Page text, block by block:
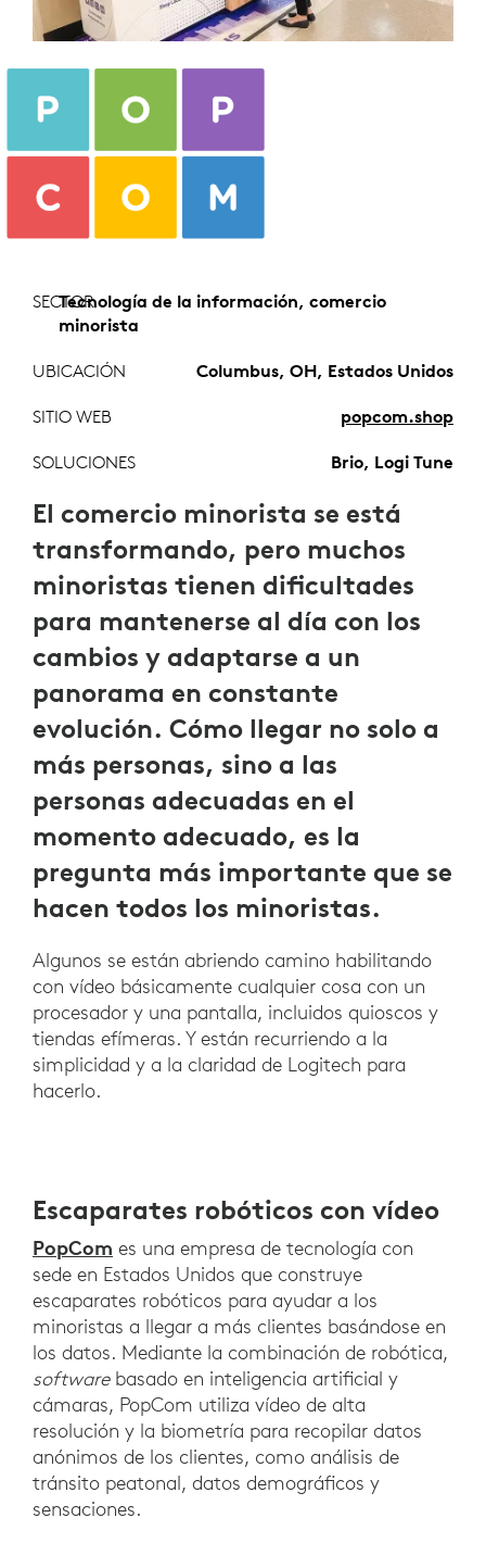
SECTOR
Tecnología de la información, comercio
minorista
UBICACIÓN Columbus, OH, Estados Unidos
SITIO WEB popcom.shop
SOLUCIONES Brio, Logi Tune
El comercio minorista se está
transformando, pero muchos
minoristas tienen dificultades
para mantenerse al día con los
cambios y adaptarse a un
panorama en constante
evolución. Cómo llegar no solo a
más personas, sino a las
personas adecuadas en el
momento adecuado, es la
pregunta más importante que se
hacen todos los minoristas.
Algunos se están abriendo camino habilitando
con vídeo básicamente cualquier cosa con un
procesador y una pantalla, incluidos quioscos y
tiendas efímeras. Y están recurriendo a la
simplicidad y a la claridad de Logitech para
hacerlo.
Escaparates robóticos con vídeo
PopCom es una empresa de tecnología con
sede en Estados Unidos que construye
escaparates robóticos para ayudar a los
minoristas a llegar a más clientes basándose en
los datos. Mediante la combinación de robótica,
software basado en inteligencia artificial y
cámaras, PopCom utiliza vídeo de alta
resolución y la biometría para recopilar datos
anónimos de los clientes, como análisis de
tránsito peatonal, datos demográficos y
sensaciones.